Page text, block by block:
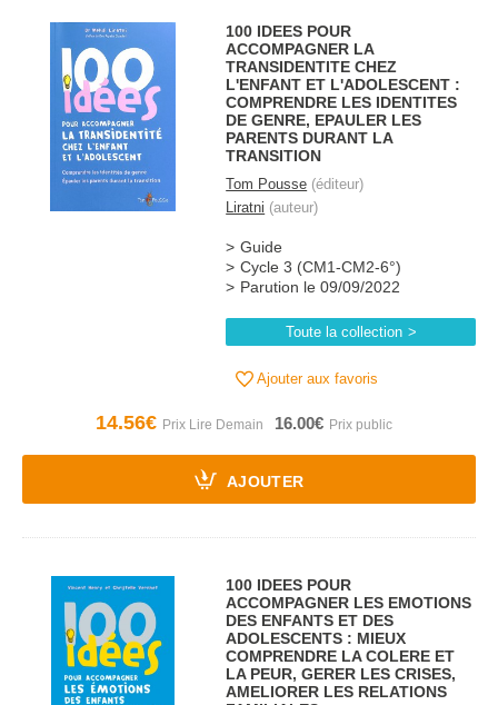
100 IDEES POUR
ACCOMPAGNER LA
TRANSIDENTITE CHEZ
L'ENFANT ET L'ADOLESCENT :
COMPRENDRE LES IDENTITES
DE GENRE, EPAULER LES
PARENTS DURANT LA
TRANSITION
Tom Pousse (éditeur)
Liratni (auteur)
Guide
Cycle 3 (CM1-CM2-6°)
Parution le 09/09/2022
Toute la collection
Ajouter aux favoris
14.56€ 16.00€
AJOUTER
100 IDEES POUR
ACCOMPAGNER LES EMOTIONS
DES ENFANTS ET DES
ADOLESCENTS : MIEUX
COMPRENDRE LA COLERE ET
LA PEUR, GERER LES CRISES,
AMELIORER LES RELATIONS